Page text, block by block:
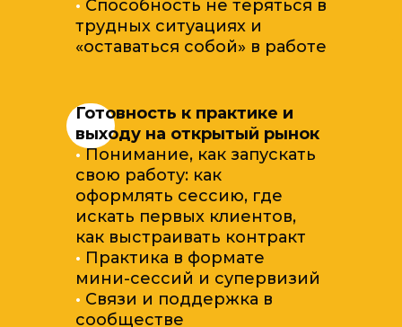
· Способность не теряться в
трудных ситуациях и
«оставаться собой» в работе
Готовность к практике и
выходу на открытый рынок
·Понимание, как запускать
свою работу: как
оформлять сессию, где
искать первых клиентов,
как выстраивать контракт
· Практика в формате
мини-сессий и супервизий
· Связи и поддержка в
сообществе